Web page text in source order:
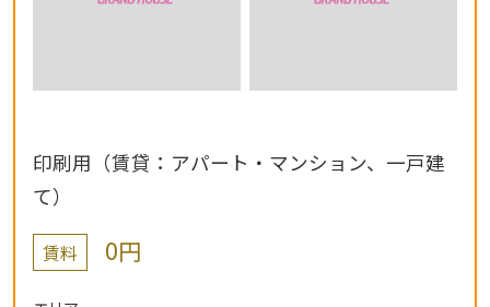
印刷用（賃貸：アパート・マンション、一戸建
て）
賃料 0円